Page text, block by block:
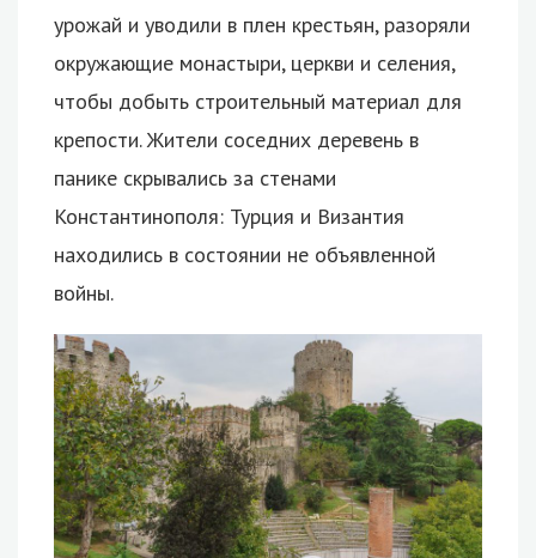
урожай и уводили в плен крестьян, разоряли
окружающие монастыри, церкви и селения,
чтобы добыть строительный материал для
крепости. Жители соседних деревень в
панике скрывались за стенами
Константинополя: Турция и Византия
находились в состоянии не объявленной
войны.